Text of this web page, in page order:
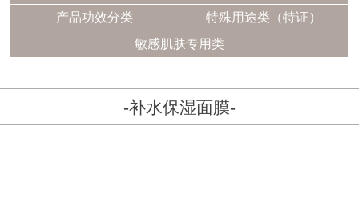
产品功效分类
特殊用途类（特证）
敏感肌肤专用类
-补水保湿面膜-